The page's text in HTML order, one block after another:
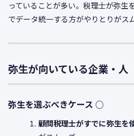
っていることが多い。税理士が弥生
でデータ統一する方がやりとりがス
弥生が向いている企業・人
弥生を選ぶべきケース ○
顧問税理士がすでに弥生を